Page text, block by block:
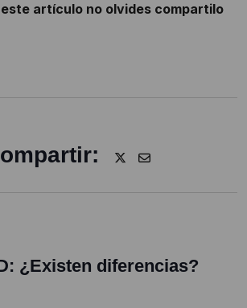
artículo no olvides compartilo
¿Existen diferencias?